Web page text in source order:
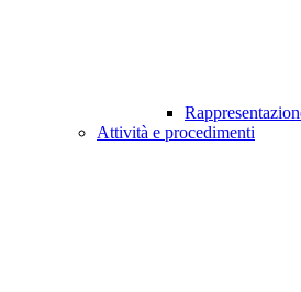
Attività e procedimenti